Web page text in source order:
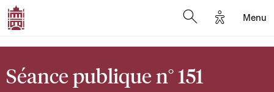
Options
Menu
Séance publique n° 151